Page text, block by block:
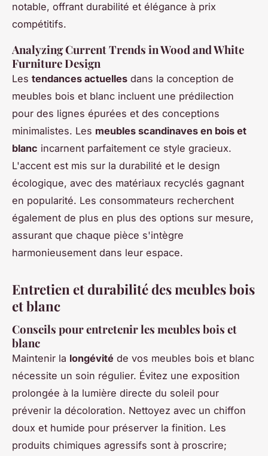
notable, offrant durabilité et élégance à prix
compétitifs.
Analyzing Current Trends in Wood and White
Furniture Design
Les tendances actuelles dans la conception de
meubles bois et blanc incluent une prédilection
pour des lignes épurées et des conceptions
minimalistes. Les meubles scandinaves en bois et
blanc incarnent parfaitement ce style gracieux.
L'accent est mis sur la durabilité et le design
écologique, avec des matériaux recyclés gagnant
en popularité. Les consommateurs recherchent
également de plus en plus des options sur mesure,
assurant que chaque pièce s'intègre
harmonieusement dans leur espace.
Entretien et durabilité des meubles bois
et blanc
Conseils pour entretenir les meubles bois et
blanc
Maintenir la longévité de vos meubles bois et blanc
nécessite un soin régulier. Évitez une exposition
prolongée à la lumière directe du soleil pour
prévenir la décoloration. Nettoyez avec un chiffon
doux et humide pour préserver la finition. Les
produits chimiques agressifs sont à proscrire;